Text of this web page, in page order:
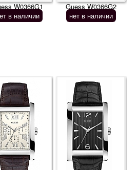
W0366G1
в наличии
Guess W0366G2
нет в наличии